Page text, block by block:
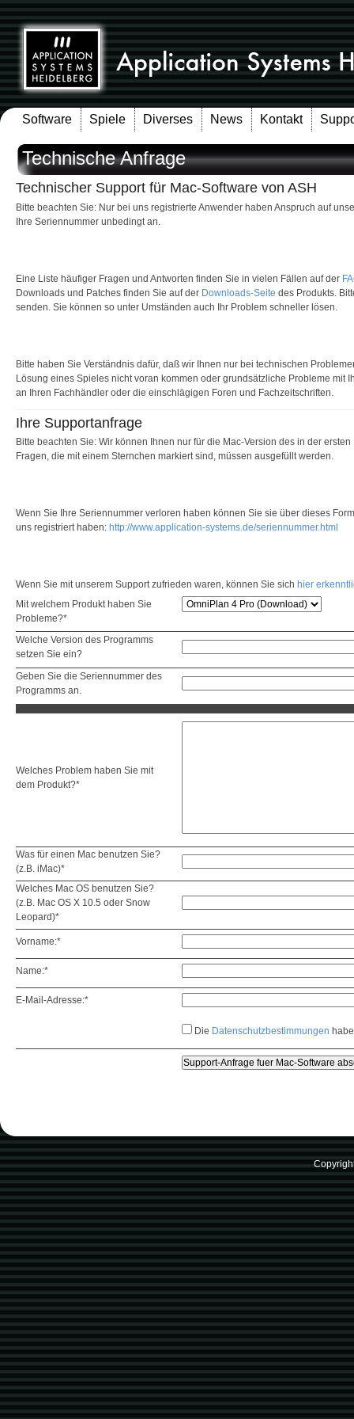
Software Spiele Diverses News Kontakt
Technische Anfrage
Technischer Support für Mac-Software von ASH
Bitte beachten Sie: Nur bei uns registrierte Anwender haben Anspruch auf
Ihre Seriennummer unbedingt an.
Eine Liste häufiger Fragen und Antworten finden Sie in vielen Fällen auf der
Downloads und Patches finden Sie auf der Downloads-Seite des Produkts.
senden. Sie können so unter Umständen auch Ihr Problem schneller lösen.
Bitte haben Sie Verständnis dafür, daß wir Ihnen nur bei technischen
Lösung eines Spieles nicht voran kommen oder grundsätzliche Probleme mit
an Ihren Fachhändler oder die einschlägigen Foren und Fachzeitschriften.
Ihre Supportanfrage
Bitte beachten Sie: Wir können Ihnen nur für die Mac-Version des in der
Fragen, die mit einem Sternchen markiert sind, müssen ausgefüllt werden.
Wenn Sie Ihre Seriennummer verloren haben können Sie sie über dieses
uns registriert haben: http://www.application-systems.de/seriennummer.html
Wenn Sie mit unserem Support zufrieden waren, können Sie sich hier
Mit welchem Produkt haben Sie
Probleme?*
Welche Version des Programms
setzen Sie ein?
Geben Sie die Seriennummer des
Programms an.
Welches Problem haben Sie mit
dem Produkt?*
Was für einen Mac benutzen Sie?
(z.B. iMac)*
Welches Mac OS benutzen Sie?
(z.B. Mac OS X 10.5 oder Snow
Leopard)*
Vorname:*
Name:*
E-Mail-Adresse:*
Die Datenschutzbestimmungen